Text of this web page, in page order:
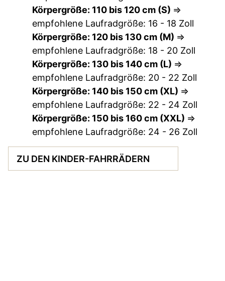
Körpergröße: 110 bis 120 cm (S) =>
empfohlene Laufradgröße: 16 - 18 Zoll
Körpergröße: 120 bis 130 cm (M) =>
empfohlene Laufradgröße: 18 - 20 Zoll
Körpergröße: 130 bis 140 cm (L) =>
empfohlene Laufradgröße: 20 - 22 Zoll
Körpergröße: 140 bis 150 cm (XL) =>
empfohlene Laufradgröße: 22 - 24 Zoll
Körpergröße: 150 bis 160 cm (XXL) =>
empfohlene Laufradgröße: 24 - 26 Zoll
ZU DEN KINDER-FAHRRÄDERN